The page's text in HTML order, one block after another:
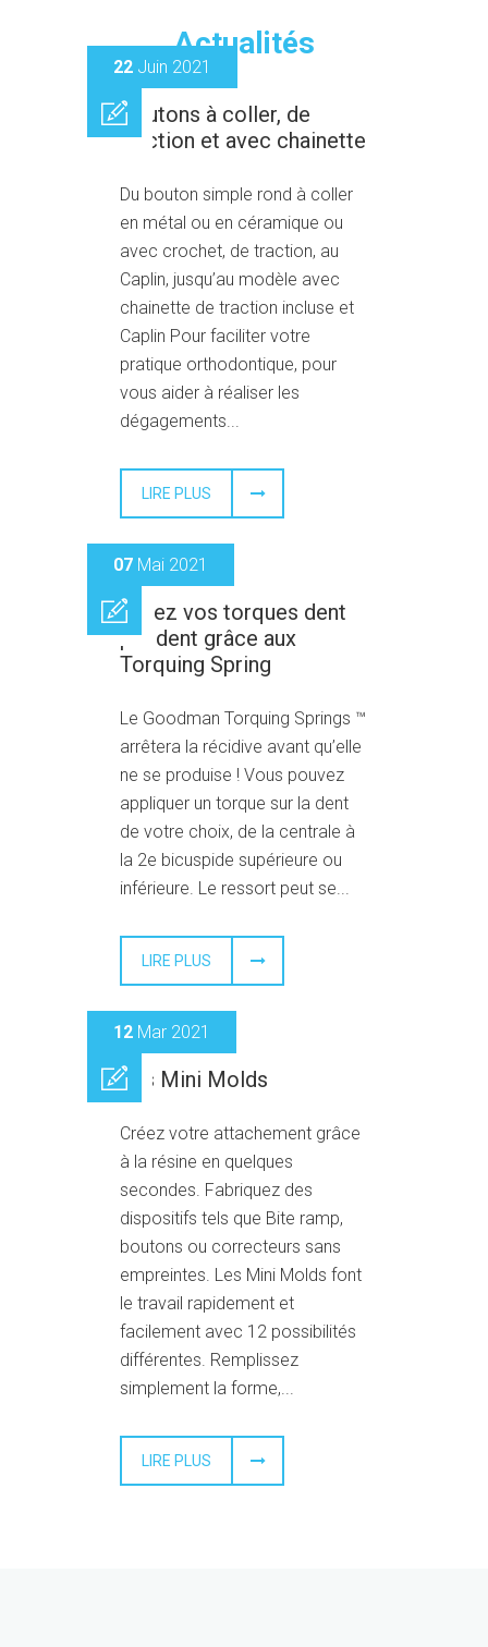
Actualités
22 Juin 2021
Boutons à coller, de
traction et avec chainette
Du bouton simple rond à coller
en métal ou en céramique ou
avec crochet, de traction, au
Caplin, jusqu’au modèle avec
chainette de traction incluse et
Caplin Pour faciliter votre
pratique orthodontique, pour
vous aider à réaliser les
dégagements...
LIRE PLUS
07 Mai 2021
Créez vos torques dent
par dent grâce aux
Torquing Spring
Le Goodman Torquing Springs ™
arrêtera la récidive avant qu’elle
ne se produise ! Vous pouvez
appliquer un torque sur la dent
de votre choix, de la centrale à
la 2e bicuspide supérieure ou
inférieure. Le ressort peut se...
LIRE PLUS
12 Mar 2021
Les Mini Molds
Créez votre attachement grâce
à la résine en quelques
secondes. Fabriquez des
dispositifs tels que Bite ramp,
boutons ou correcteurs sans
empreintes. Les Mini Molds font
le travail rapidement et
facilement avec 12 possibilités
différentes. Remplissez
simplement la forme,...
LIRE PLUS